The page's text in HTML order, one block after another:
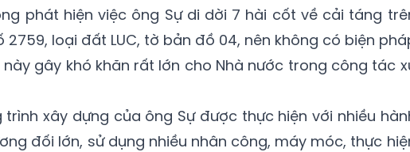
phát hiện việc ông Sự di dời 7 hài cốt về cải táng
loại đất LUC, tờ bản đồ 04, nên không có biện
này gây khó khăn rất lớn cho Nhà nước trong công tác
trình xây dựng của ông Sự được thực hiện với nhiều
đối lớn, sử dụng nhiều nhân công, máy móc, thực